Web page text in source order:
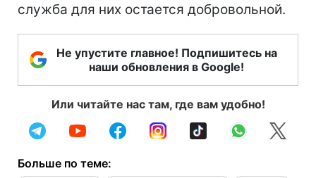
служба для них остается добровольной.
Не упустите главное! Подпишитесь на
наши обновления в Google!
Или читайте нас там, где вам удобно!
Больше по теме: